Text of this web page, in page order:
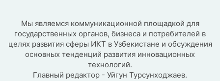
Мы являемся коммуникационной площадкой для
государственных органов, бизнеса и потребителей в
целях развития сферы ИКТ в Узбекистане и обсуждения
основных тенденций развития инновационных
технологий.
Главный редактор - Уйгун Турсунходжаев.